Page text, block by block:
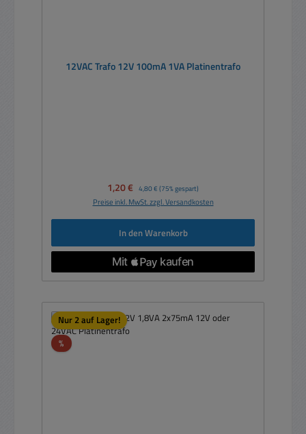
12VAC Trafo 12V 100mA 1VA Platinentrafo
Verkaufspreis:
1,20 € Regulärer Preis:
4,80 € (75% gespart)
Preise inkl. MwSt. zzgl. Versandkosten
In den Warenkorb
Nur 2 auf Lager!
%Rabatt